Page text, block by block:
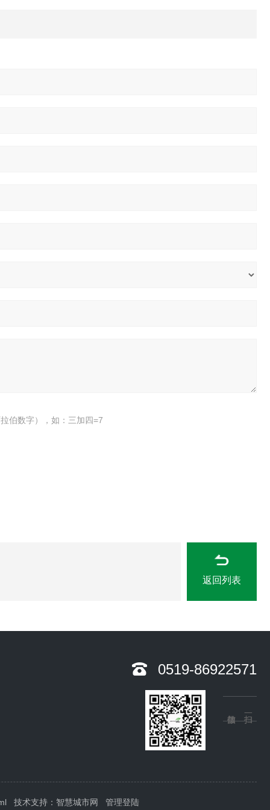
伯数字），如：三加四=7
返回列表
0519-86922571
技术支持： 智慧城市网 管理登陆